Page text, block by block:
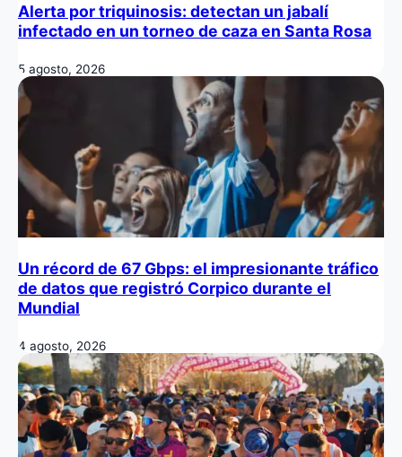
Alerta por triquinosis: detectan un jabalí
infectado en un torneo de caza en Santa Rosa
5 agosto, 2026
Un récord de 67 Gbps: el impresionante tráfico
de datos que registró Corpico durante el
Mundial
4 agosto, 2026